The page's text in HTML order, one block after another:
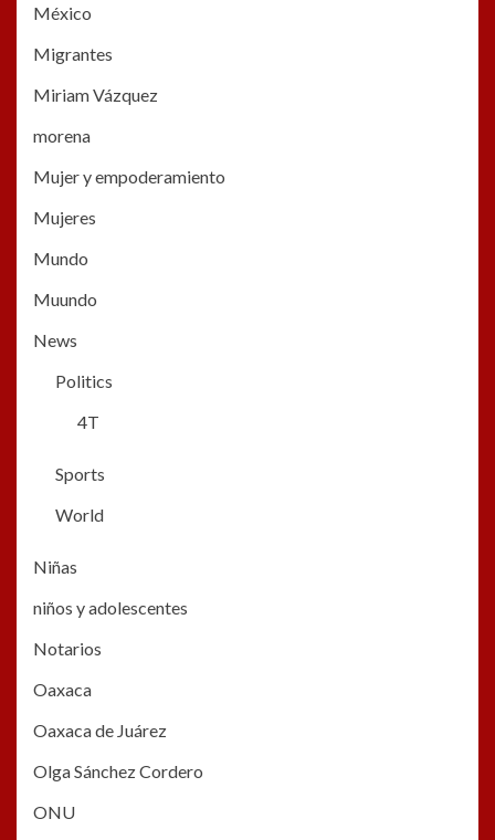
México
Migrantes
Miriam Vázquez
morena
Mujer y empoderamiento
Mujeres
Mundo
Muundo
News
Politics
4T
Sports
World
Niñas
niños y adolescentes
Notarios
Oaxaca
Oaxaca de Juárez
Olga Sánchez Cordero
ONU